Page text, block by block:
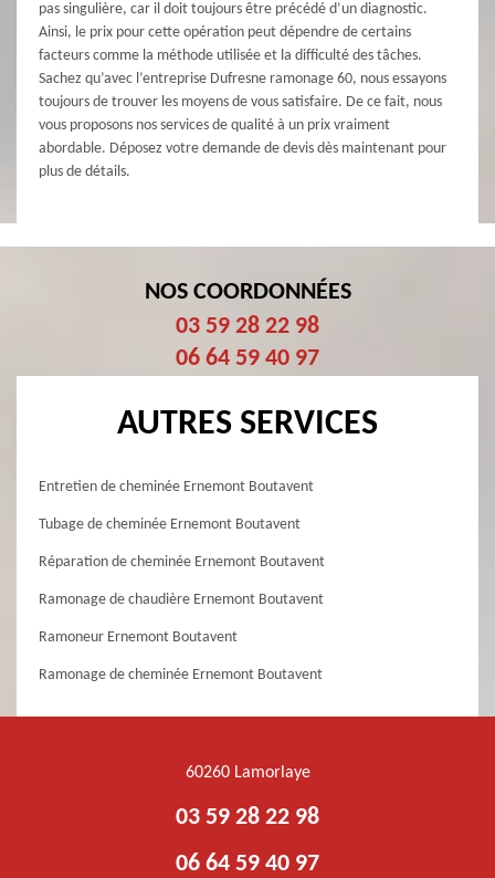
pas singulière, car il doit toujours être précédé d’un diagnostic.
Ainsi, le prix pour cette opération peut dépendre de certains
facteurs comme la méthode utilisée et la difficulté des tâches.
Sachez qu’avec l’entreprise Dufresne ramonage 60, nous essayons
toujours de trouver les moyens de vous satisfaire. De ce fait, nous
vous proposons nos services de qualité à un prix vraiment
abordable. Déposez votre demande de devis dès maintenant pour
plus de détails.
NOS COORDONNÉES
03 59 28 22 98
06 64 59 40 97
AUTRES SERVICES
Entretien de cheminée Ernemont Boutavent
Tubage de cheminée Ernemont Boutavent
Réparation de cheminée Ernemont Boutavent
Ramonage de chaudière Ernemont Boutavent
Ramoneur Ernemont Boutavent
Ramonage de cheminée Ernemont Boutavent
60260 Lamorlaye
03 59 28 22 98
06 64 59 40 97